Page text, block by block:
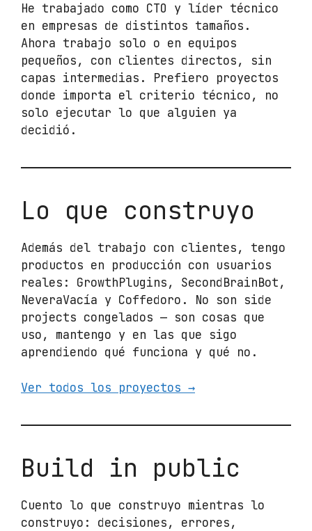
He trabajado como CTO y líder técnico
en empresas de distintos tamaños.
Ahora trabajo solo o en equipos
pequeños, con clientes directos, sin
capas intermedias. Prefiero proyectos
donde importa el criterio técnico, no
solo ejecutar lo que alguien ya
decidió.
Lo que construyo
Además del trabajo con clientes, tengo
productos en producción con usuarios
reales: GrowthPlugins, SecondBrainBot,
NeveraVacía y Coffedoro. No son side
projects congelados — son cosas que
uso, mantengo y en las que sigo
aprendiendo qué funciona y qué no.
Ver todos los proyectos →
Build in public
Cuento lo que construyo mientras lo
construyo: decisiones, errores,